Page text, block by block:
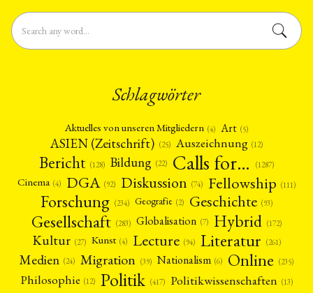
Schlagwörter
Aktuelles von unseren Mitgliedern (4) Art (5)
ASIEN (Zeitschrift) (25) Auszeichnung (12)
Bericht (128) Bildung (22) Calls for… (1287)
Cinema (4) DGA (92) Diskussion (74) Fellowship (111)
Forschung (234) Geografie (2) Geschichte (93)
Gesellschaft (283) Globalisation (7) Hybrid (172)
Kultur (27) Kunst (4) Lecture (94) Literatur (261)
Medien (24) Migration (39) Nationalism (6) Online (235)
Philosophie (12) Politik (417) Politikwissenschaften (13)